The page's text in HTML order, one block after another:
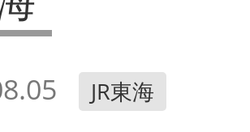
JR東海